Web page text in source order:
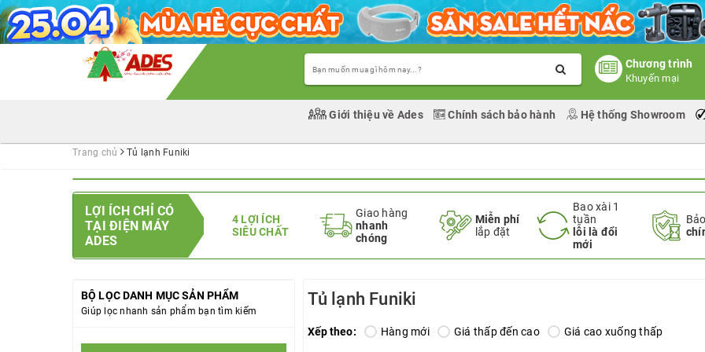
Chương trình
Khuyến mại
Giới thiệu về Ades Chính sách bảo hành Hệ thống Showroom
Trang chủ Tủ lạnh Funiki
LỢI ÍCH CHỈ CÓ
TẠI ĐIỆN MÁY
ADES
4 LỢI ÍCH
SIÊU CHẤT
Giao hàng
nhanh
chóng
Miễn phí
lắp đặt
Bao xài 1
tuần
lỗi là đổi
mới
BỘ LỌC DANH MỤC SẢN PHẨM
Giúp lọc nhanh sản phẩm bạn tìm kiếm
Tủ lạnh Funiki
Xếp theo: Hàng mới Giá thấp đến cao Giá cao xuống thấp